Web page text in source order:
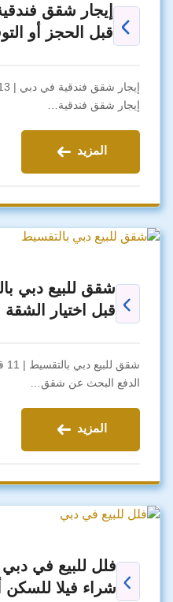
قبل الحجز أو
إيجار شقق فندقية…
المزيد
قبل اختيار
الدفع البحث عن شقق…
المزيد
شراء فيلا للسكن